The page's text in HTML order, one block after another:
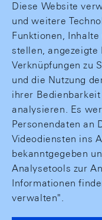
Diese Website
und weitere
Funktionen,
stellen, angezeigte
Verknüpfungen zu
und die Nutzung
ihrer
analysieren. Es
Personendaten an
Videodiensten ins
bekanntgegeben
Analysetools zur
Informationen
verwalten".